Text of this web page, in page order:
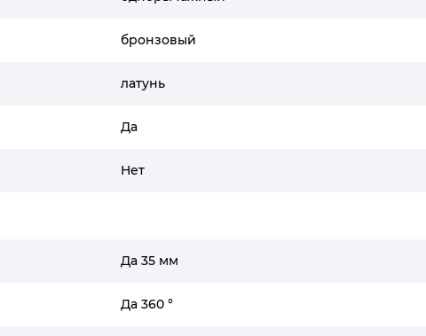
бронзовый
латунь
Да
Нет
Да 35 мм
Да 360 °